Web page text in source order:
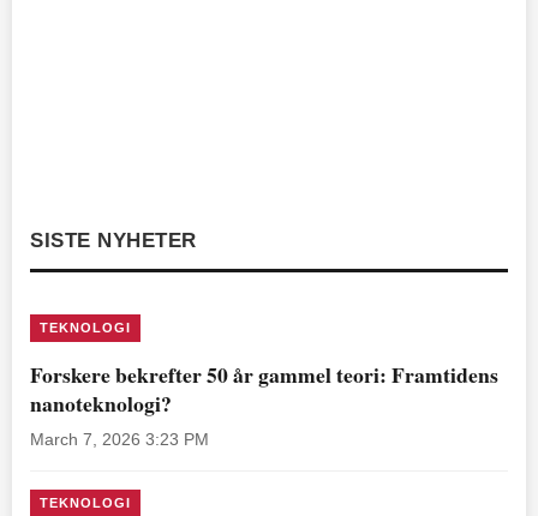
SISTE NYHETER
TEKNOLOGI
Forskere bekrefter 50 år gammel teori: Framtidens
nanoteknologi?
March 7, 2026 3:23 PM
TEKNOLOGI